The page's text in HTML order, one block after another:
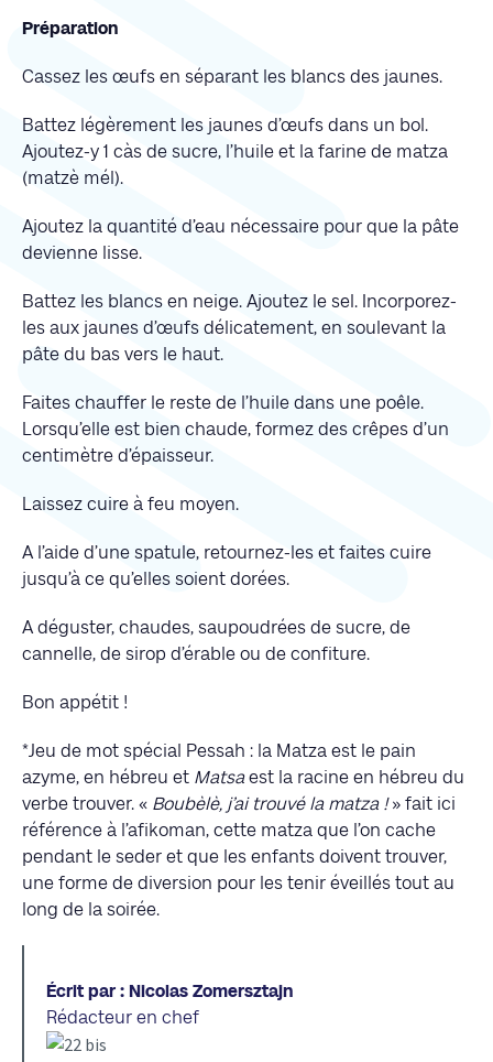
Préparation
Cassez les œufs en séparant les blancs des jaunes.
Battez légèrement les jaunes d’œufs dans un bol.
Ajoutez-y 1 càs de sucre, l’huile et la farine de matza
(matzè mél).
Ajoutez la quantité d’eau nécessaire pour que la pâte
devienne lisse.
Battez les blancs en neige. Ajoutez le sel. Incorporez-
les aux jaunes d’œufs délicatement, en soulevant la
pâte du bas vers le haut.
Faites chauffer le reste de l’huile dans une poêle.
Lorsqu’elle est bien chaude, formez des crêpes d’un
centimètre d’épaisseur.
Laissez cuire à feu moyen.
A l’aide d’une spatule, retournez-les et faites cuire
jusqu’à ce qu’elles soient dorées.
A déguster, chaudes, saupoudrées de sucre, de
cannelle, de sirop d’érable ou de confiture.
Bon appétit !
*Jeu de mot spécial Pessah : la Matza est le pain
azyme, en hébreu et Matsaest la racine en hébreu du
verbe trouver. « Boubèlè, j’ai trouvé la matza !» fait ici
référence à l’afikoman, cette matza que l’on cache
pendant le seder et que les enfants doivent trouver,
une forme de diversion pour les tenir éveillés tout au
long de la soirée.
Écrit par : Nicolas Zomersztajn
Rédacteur en chef